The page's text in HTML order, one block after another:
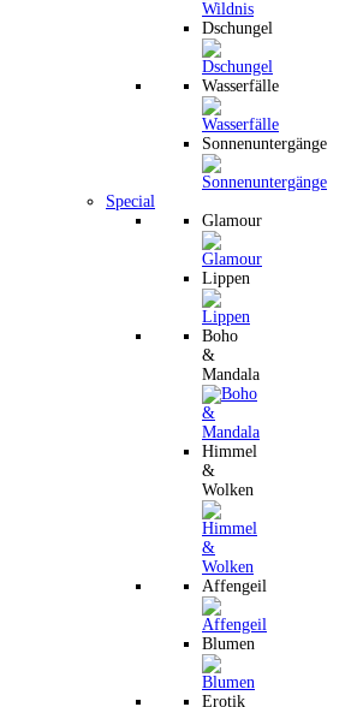
Dschungel
Wasserfälle
Sonnenuntergänge
Special
Glamour
Lippen
Boho
&
Mandala
Himmel
&
Wolken
Affengeil
Blumen
Erotik